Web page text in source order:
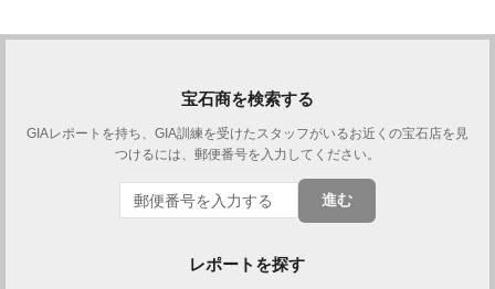
宝石商を検索する
GIAレポートを持ち、GIA訓練を受けたスタッフがいるお近くの宝石店を見
つけるには、郵便番号を入力してください。
進む
レポートを探す